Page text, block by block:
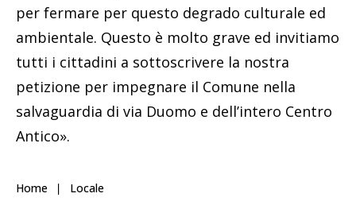
per fermare per questo degrado culturale ed
ambientale. Questo è molto grave ed invitiamo
tutti i cittadini a sottoscrivere la nostra
petizione per impegnare il Comune nella
salvaguardia di via Duomo e dell’intero Centro
Antico».
Home Locale